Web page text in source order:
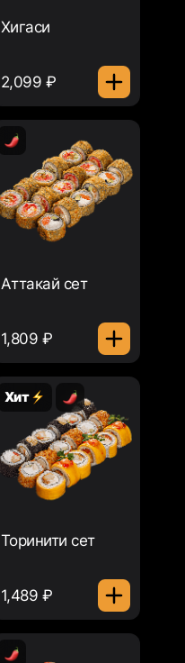
Хигаси
2,099 ₽
Аттакай сет
1,809 ₽
Хит
Торинити сет
1,489 ₽